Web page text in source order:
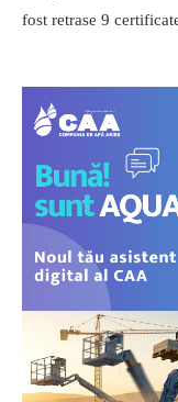
fost retrase 9